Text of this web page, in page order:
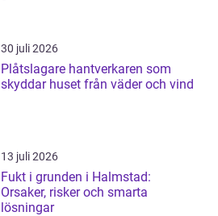
30 juli 2026
Plåtslagare hantverkaren som
skyddar huset från väder och vind
13 juli 2026
Fukt i grunden i Halmstad:
Orsaker, risker och smarta
lösningar